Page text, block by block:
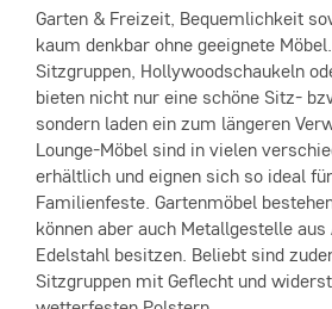
Garten & Freizeit, Bequemlichkeit
kaum denkbar ohne geeignete
Sitzgruppen, Hollywoodschaukeln
bieten nicht nur eine schöne Sitz-
sondern laden ein zum längeren
Lounge-Möbel sind in vielen
erhältlich und eignen sich so ideal
Familienfeste. Gartenmöbel
können aber auch Metallgestelle
Edelstahl besitzen. Beliebt sind
Sitzgruppen mit Geflecht und